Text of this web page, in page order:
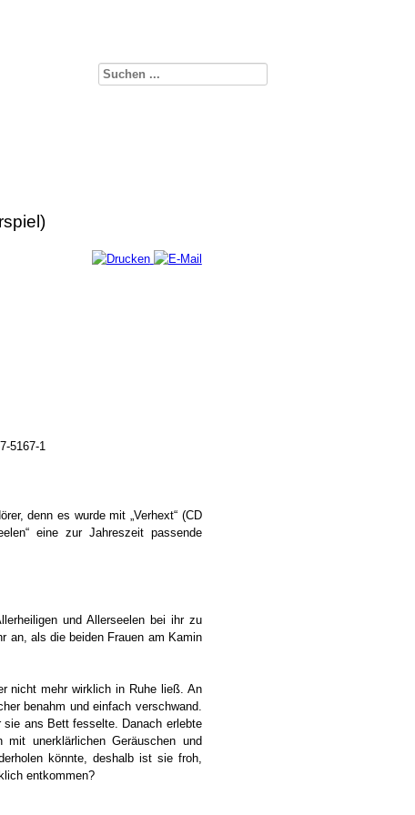
5167-1
denn es wurde mit „Verhext“ (CD
eine zur Jahreszeit passende
und Allerseelen bei ihr zu
an, als die beiden Frauen am Kamin
nicht mehr wirklich in Ruhe ließ. An
benahm und einfach verschwand.
ans Bett fesselte. Danach erlebte
unerklärlichen Geräuschen und
könnte, deshalb ist sie froh,
entkommen?